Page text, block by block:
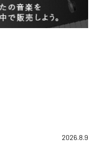
2026.8.9